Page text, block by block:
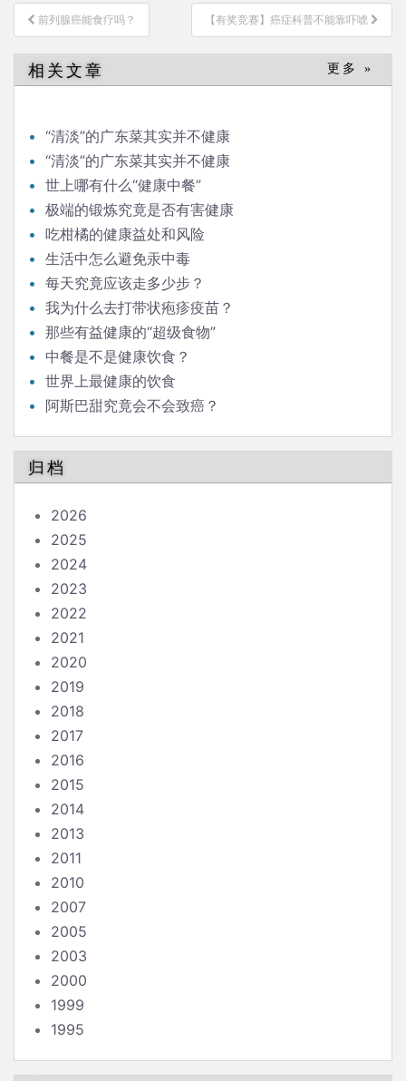
文
章
导
航
前列腺癌能食疗吗？ 【有奖竞赛】癌症科普不能靠吓唬
相关文章 更多 »
“清淡”的广东菜其实并不健康
“清淡”的广东菜其实并不健康
世上哪有什么“健康中餐”
极端的锻炼究竟是否有害健康
吃柑橘的健康益处和风险
生活中怎么避免汞中毒
每天究竟应该走多少步？
我为什么去打带状疱疹疫苗？
那些有益健康的“超级食物”
中餐是不是健康饮食？
世界上最健康的饮食
阿斯巴甜究竟会不会致癌？
归档
2026
2025
2024
2023
2022
2021
2020
2019
2018
2017
2016
2015
2014
2013
2011
2010
2007
2005
2003
2000
1999
1995